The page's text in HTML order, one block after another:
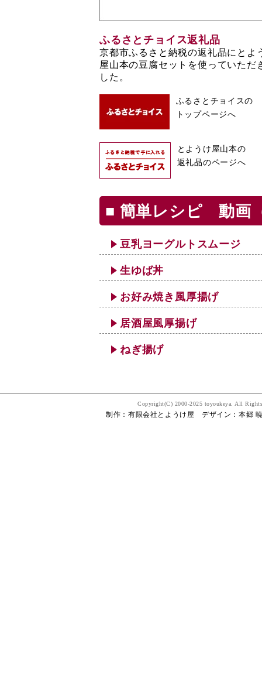
ふるさとチョイス返礼品
京都市ふるさと納税の返礼品にとよ
屋山本の豆腐セットを使っていただ
した。
ふるさとチョイスの
トップページへ
とようけ屋山本の
返礼品のページへ
簡単レシピ 動画
豆乳ヨーグルトスムージ
生ゆば丼
お好み焼き風厚揚げ
居酒屋風厚揚げ
ねぎ揚げ
Copyright(C) 2000-2025 toyoukeya. All
制作：有限会社とようけ屋 デザイン：本郷